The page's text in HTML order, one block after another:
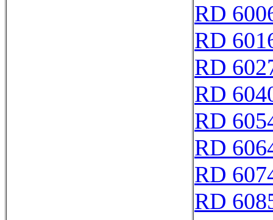
RD
RD
RD
RD
RD
RD
RD
RD